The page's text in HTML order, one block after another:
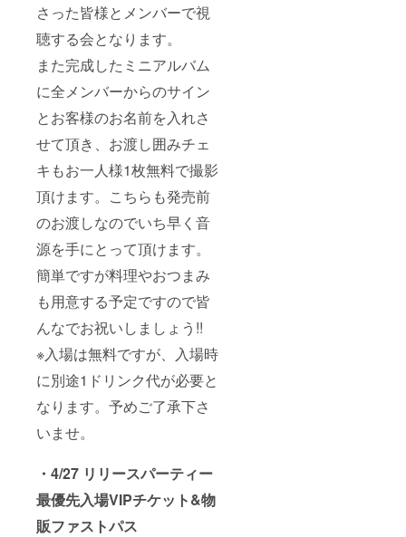
さった皆様とメンバーで視
聴する会となります。
また完成したミニアルバム
に全メンバーからのサイン
とお客様のお名前を入れさ
せて頂き、お渡し囲みチェ
キもお一人様1枚無料で撮影
頂けます。こちらも発売前
のお渡しなのでいち早く音
源を手にとって頂けます。
簡単ですが料理やおつまみ
も用意する予定ですので皆
んなでお祝いしましょう!!
※入場は無料ですが、入場時
に別途1ドリンク代が必要と
なります。予めご了承下さ
いませ。
・4/27 リリースパーティー
最優先入場VIPチケット&物
販ファストパス